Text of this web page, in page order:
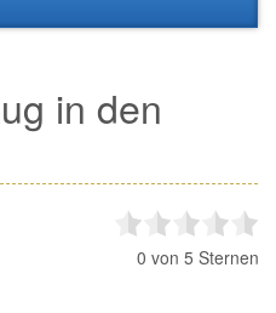
in den
0 von 5 Sternen